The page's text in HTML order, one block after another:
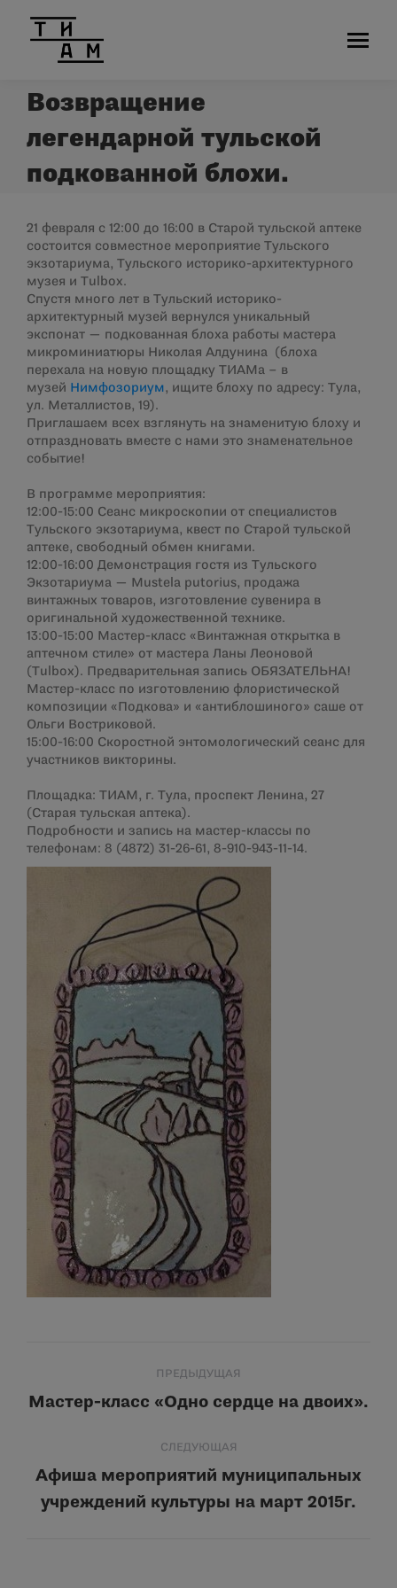
Возвращение
легендарной тульской
подкованной блохи.
21 февраля с 12:00 до 16:00 в Старой тульской аптеке
состоится совместное мероприятие Тульского
экзотариума, Тульского историко-архитектурного
музея и Tulbox.
Спустя много лет в Тульский историко-
архитектурный музей вернулся уникальный
экспонат — подкованная блоха работы мастера
микроминиатюры Николая Алдунина (блоха
перехала на новую площадку ТИАМа – в
музей Нимфозориум, ищите блоху по адресу: Тула,
ул. Металлистов, 19).
Приглашаем всех взглянуть на знаменитую блоху и
отпраздновать вместе с нами это знаменательное
событие!
В программе мероприятия:
12:00-15:00 Сеанс микроскопии от специалистов
Тульского экзотариума, квест по Старой тульской
аптеке, свободный обмен книгами.
12:00-16:00 Демонстрация гостя из Тульского
Экзотариума — Mustela putorius, продажа
винтажных товаров, изготовление сувенира в
оригинальной художественной технике.
13:00-15:00 Мастер-класс «Винтажная открытка в
аптечном стиле» от мастера Ланы Леоновой
(Tulbox). Предварительная запись ОБЯЗАТЕЛЬНА!
Мастер-класс по изготовлению флористической
композиции «Подкова» и «антиблошиного» саше от
Ольги Востриковой.
15:00-16:00 Скоростной энтомологический сеанс для
участников викторины.
Площадка: ТИАМ, г. Тула, проспект Ленина, 27
(Старая тульская аптека).
Подробности и запись на мастер-классы по
телефонам: 8 (4872) 31-26-61 , 8-910-943-11-14.
по
ПРЕДЫДУЩАЯ
Предыдущая
Мастер-класс «Одно сердце на двоих».
СЛЕДУЮЩАЯ
Следующая
запись:
Афиша мероприятий муниципальных
учреждений культуры на март 2015г.